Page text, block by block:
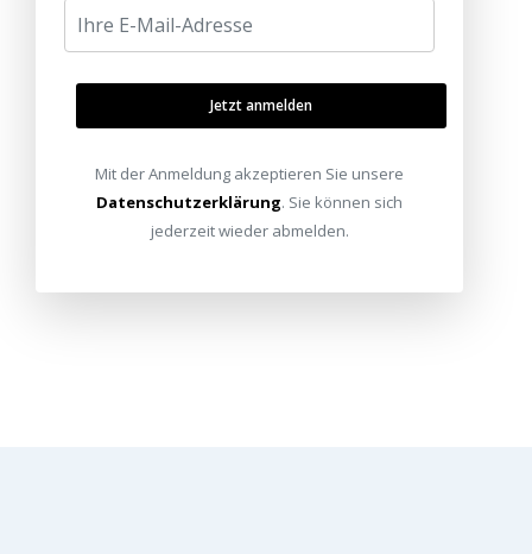
Jetzt anmelden
Mit der Anmeldung akzeptieren Sie unsere
Datenschutzerklärung. Sie können sich
jederzeit wieder abmelden.